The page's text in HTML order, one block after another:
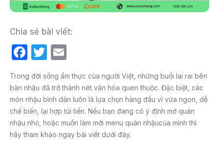
Chia sẻ bài viết:
F
c
e
b
o
T
w
itt
er
ail
Trong đời sống ẩm thực của người Việt, những buổi lai rai bên
bàn nhậu đã trở thành nét văn hóa quen thuộc. Đặc biệt, các
món nhậu bình dân luôn là lựa chọn hàng đầu vì vừa ngon, dễ
chế biến, lại hợp túi tiền. Nếu bạn đang có ý định mở quán
nhậu nhỏ, hoặc muốn làm mới menu quán nhậucủa mình thì
hãy tham khảo ngay bài viết dưới đây.